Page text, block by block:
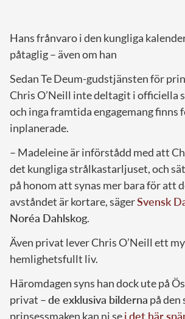
Hans frånvaro i den kungliga
påtaglig – även om han
Sedan Te Deum-gudstjänsten för
Chris O’Neill inte deltagit i officiella
och inga framtida engagemang finns
inplanerade.
– Madeleine är införstådd med att
det kungliga strålkastarljuset, och
på honom att synas mer bara för att
avståndet är kortare, sägerSvensk
Noréa Dahlskog.
Även privat lever Chris O’Neill ett
hemlighetsfullt liv.
Häromdagen syns han dock ute på
privat –de exklusiva bilderna på den
prinsessmaken kan ni sei det här